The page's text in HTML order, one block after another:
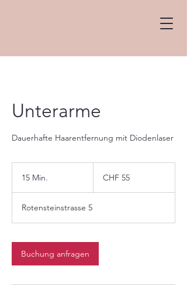
Unterarme
Dauerhafte Haarentfernung mit Diodenlaser
15 Min.
i
n
Franken
CHF 55
Rotensteinstrasse 5
Buchung anfragen